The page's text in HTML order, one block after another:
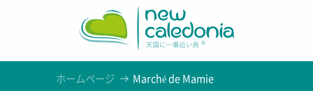
ホームページ Marché de Mamie